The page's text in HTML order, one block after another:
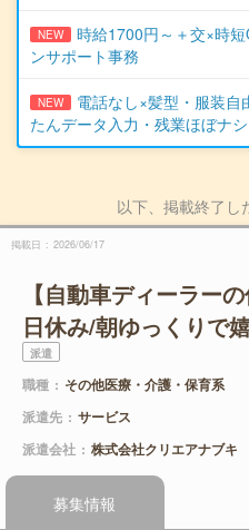
NEW
時給1700円～＋交×時
ンサポート事務
NEW
電話なし×髪型・服装自
たんデータ入力・残業ほぼナシ
以下、掲載終了し
掲載日 2026/06/17
【自動車ディーラー
日休み/朝ゆっくりで
派遣
職種
その他医療・介護・保育系
派遣先
サービス
派遣会社
株式会社クリエアナブ
募集情報